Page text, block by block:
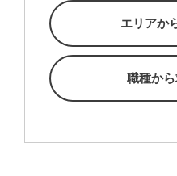
エリアか
職種か